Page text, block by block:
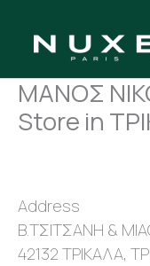
περιεχόμενο
ΜΑΝΟΣ
Store in
Address
Β.ΤΣΙΤΣΑΝΗ &
42132 ΤΡΙΚΑΛΑ,